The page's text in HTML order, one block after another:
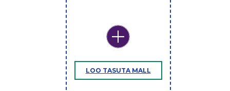
LOO TASUTA MALL